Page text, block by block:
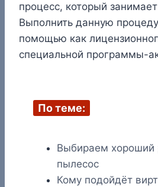
процесс, который
Выполнить данную
помощью как
специальной программы-
По теме:
Выбираем хороший
пылесос
Кому подойдёт